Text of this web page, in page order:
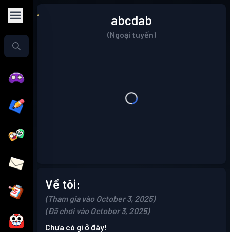
abcdab
(Ngoại tuyến)
Về tôi:
(Tham gia vào October 3, 2025)
(Đã chơi vào October 3, 2025)
Chưa có gì ở đây!